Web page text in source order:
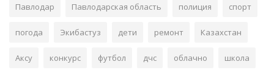
Павлодар Павлодарская область полиция спорт
погода Экибастуз дети ремонт Казахстан
Аксу конкурс футбол дчс облачно школа